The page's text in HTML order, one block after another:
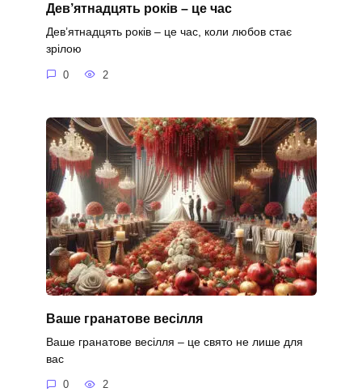
Дев’ятнадцять років – це час
Дев’ятнадцять років – це час, коли любов стає
зрілою
0 2
Ваше гранатове весілля
Ваше гранатове весілля – це свято не лише для
вас
0 2